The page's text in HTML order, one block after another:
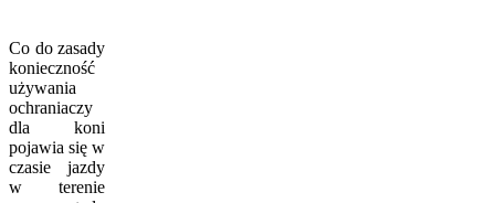
Co do zasady
konieczność
używania
ochraniaczy
dla koni
pojawia się w
czasie jazdy
w terenie